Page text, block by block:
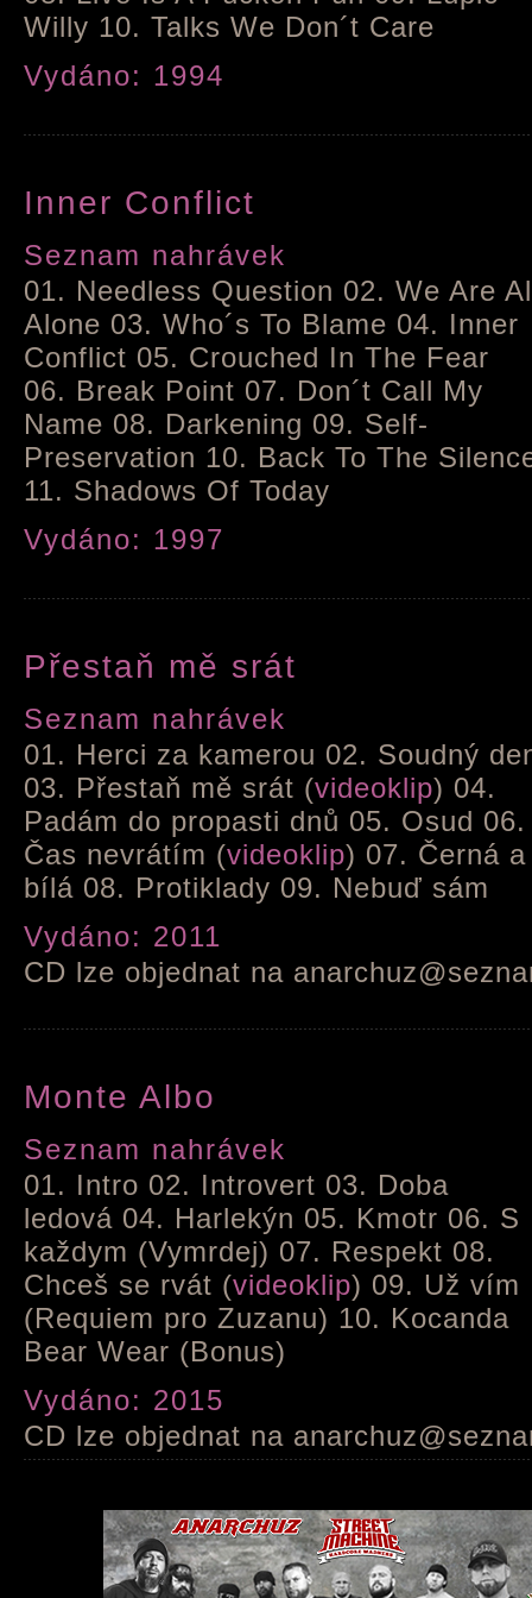
Willy 10. Talks We Don´t Care
Vydáno: 1994
Inner Conflict
Seznam nahrávek
01. Needless Question 02. We Are
Alone 03. Who´s To Blame 04. Inner
Conflict 05. Crouched In The Fear
06. Break Point 07. Don´t Call My
Name 08. Darkening 09. Self-
Preservation 10. Back To The
11. Shadows Of Today
Vydáno: 1997
Přestaň mě srát
Seznam nahrávek
01. Herci za kamerou 02. Soudný
03. Přestaň mě srát (videoklip) 04.
Padám do propasti dnů 05. Osud 06.
Čas nevrátím (videoklip) 07. Černá a
bílá 08. Protiklady 09. Nebuď sám
Vydáno: 2011
CD lze objednat na
Monte Albo
Seznam nahrávek
01. Intro 02. Introvert 03. Doba
ledová 04. Harlekýn 05. Kmotr 06. S
každym (Vymrdej) 07. Respekt 08.
Chceš se rvát (videoklip) 09. Už vím
(Requiem pro Zuzanu) 10. Kocanda
Bear Wear (Bonus)
Vydáno: 2015
CD lze objednat na